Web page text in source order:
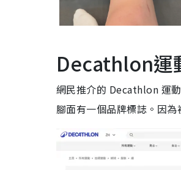
Decathlon運
網民推介的 Decathlon 運
腳面有一個品牌標誌。因